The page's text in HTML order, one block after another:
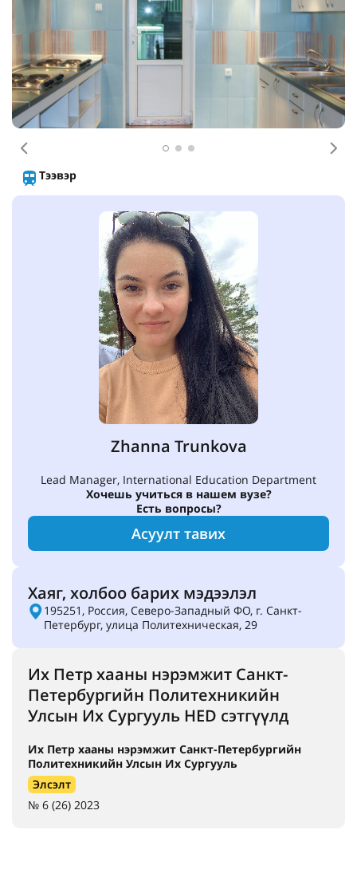
Өмнөх
Тээвэр
Zhanna Trunkova
Lead Manager, International Education Department
Хочешь учиться в нашем вузе?
Есть вопросы?
Асуулт тавих
Хаяг, холбоо барих мэдээлэл
195251, Россия, Северо-Западный ФО, г. Санкт-
Петербург, улица Политехническая, 29
Их Петр хааны нэрэмжит Санкт-
Петербургийн Политехникийн
Улсын Их Сургууль HED сэтгүүлд
Их Петр хааны нэрэмжит Санкт-Петербургийн
Политехникийн Улсын Их Сургууль
Элсэлт
№ 6 (26) 2023